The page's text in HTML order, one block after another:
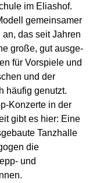
im Eliashof.
gemein­samer
das seit Jahren
große, gut ausge­
für Vorspiele und
und der
häufig genutzt.
Konzerte in der
gibt es hier: Eine
Tanzhalle
die
und